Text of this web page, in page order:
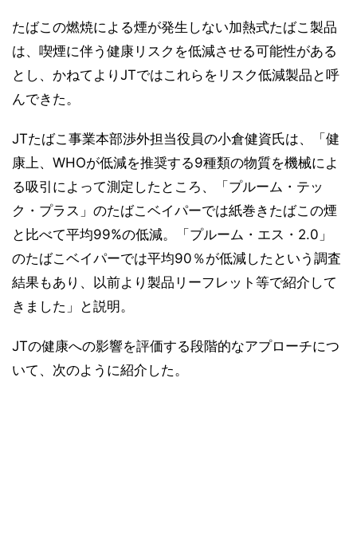
たばこの燃焼による煙が発生しない加熱式たばこ製品
は、喫煙に伴う健康リスクを低減させる可能性がある
とし、かねてよりJTではこれらをリスク低減製品と呼
んできた。
JTたばこ事業本部渉外担当役員の小倉健資氏は、「健
康上、WHOが低減を推奨する9種類の物質を機械によ
る吸引によって測定したところ、「プルーム・テッ
ク・プラス」のたばこベイパーでは紙巻きたばこの煙
と比べて平均99%の低減。「プルーム・エス・2.0」
のたばこベイパーでは平均90％が低減したという調査
結果もあり、以前より製品リーフレット等で紹介して
きました」と説明。
JTの健康への影響を評価する段階的なアプローチにつ
いて、次のように紹介した。